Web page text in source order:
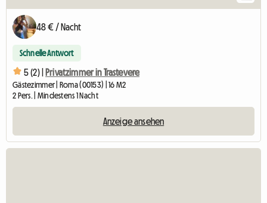
48 € / Nacht
Schnelle Antwort
5 (2) | Privatzimmer in Trastevere
Gästezimmer | Roma (00153) | 16 M2
2 Pers. | Mindestens 1 Nacht
Anzeige ansehen